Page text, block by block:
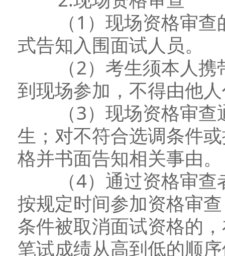
（1）现场资格审查
式告知入围面试人员。
（2）考生须本人携
到现场参加，不得由他
（3）现场资格审查
生；对不符合选调条件
格并书面告知相关事由。
（4）通过资格审查
按规定时间参加资格审
条件被取消面试资格的
笔试成绩从高到低的顺